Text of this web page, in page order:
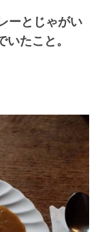
ーとじゃがい
たこと。